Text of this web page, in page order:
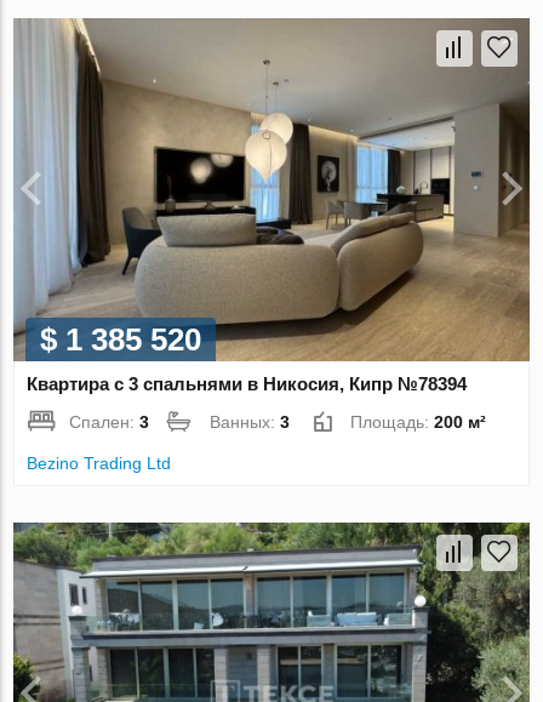
$ 1 385 520
Квартира с 3 спальнями в Никосия, Кипр №78394
Спален:3 Ванных:3 Площадь:200 м²
Bezino Trading Ltd